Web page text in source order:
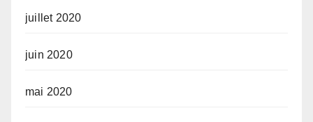
juillet 2020
juin 2020
mai 2020